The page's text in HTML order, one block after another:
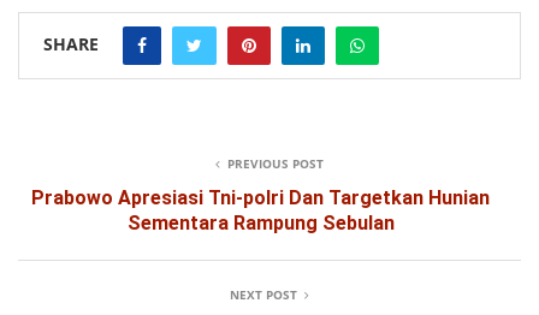
SHARE
PREVIOUS POST
Prabowo Apresiasi Tni-polri Dan Targetkan Hunian
Sementara Rampung Sebulan
NEXT POST